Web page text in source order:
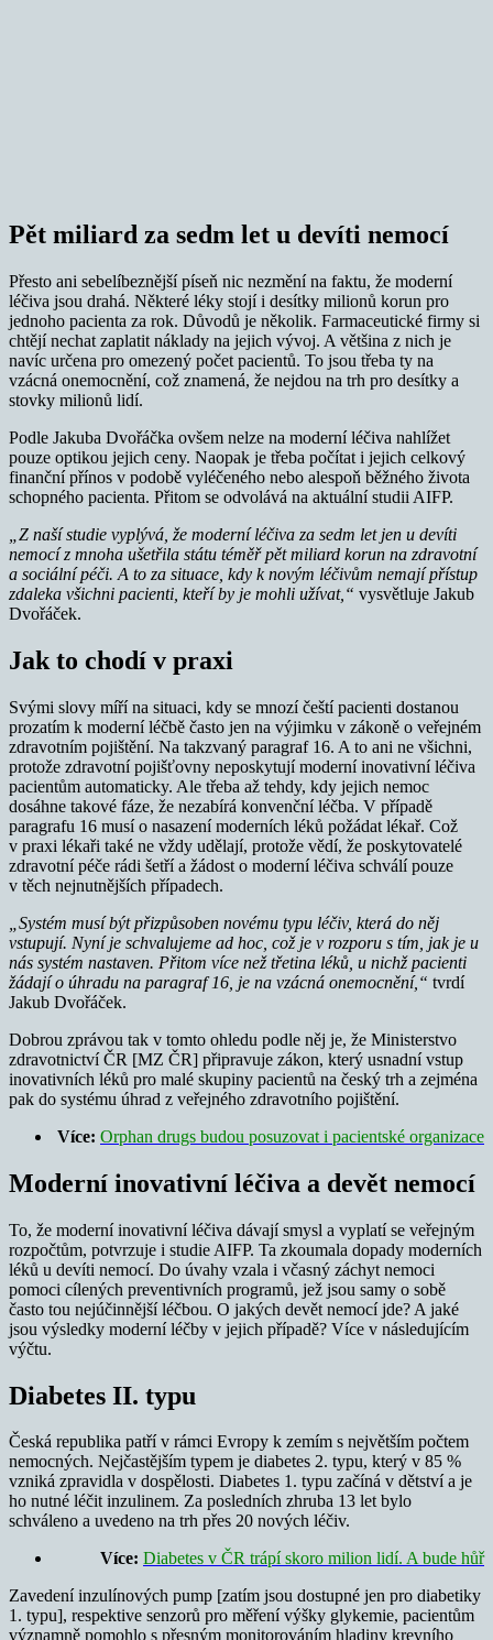
Pět miliard za sedm let u devíti nemocí
Přesto ani sebelíbeznější píseň nic nezmění na faktu, že moderní
léčiva jsou drahá. Některé léky stojí i desítky milionů korun pro
jednoho pacienta za rok. Důvodů je několik. Farmaceutické firmy si
chtějí nechat zaplatit náklady na jejich vývoj. A většina z nich je
navíc určena pro omezený počet pacientů. To jsou třeba ty na
vzácná onemocnění, což znamená, že nejdou na trh pro desítky a
stovky milionů lidí.
Podle Jakuba Dvořáčka ovšem nelze na moderní léčiva nahlížet
pouze optikou jejich ceny. Naopak je třeba počítat i jejich celkový
finanční přínos v podobě vyléčeného nebo alespoň běžného života
schopného pacienta. Přitom se odvolává na aktuální studii AIFP.
„Z naší studie vyplývá, že moderní léčiva za sedm let jen u devíti
nemocí z mnoha ušetřila státu téměř pět miliard korun na zdravotní
a sociální péči. A to za situace, kdy k novým léčivům nemají přístup
zdaleka všichni pacienti, kteří by je mohli užívat,“ vysvětluje Jakub
Dvořáček.
Jak to chodí v praxi
Svými slovy míří na situaci, kdy se mnozí čeští pacienti dostanou
prozatím k moderní léčbě často jen na výjimku v zákoně o veřejném
zdravotním pojištění. Na takzvaný paragraf 16. A to ani ne všichni,
protože zdravotní pojišťovny neposkytují moderní inovativní léčiva
pacientům automaticky. Ale třeba až tehdy, kdy jejich nemoc
dosáhne takové fáze, že nezabírá konvenční léčba. V případě
paragrafu 16 musí o nasazení moderních léků požádat lékař. Což
v praxi lékaři také ne vždy udělají, protože vědí, že poskytovatelé
zdravotní péče rádi šetří a žádost o moderní léčiva schválí pouze
v těch nejnutnějších případech.
„Systém musí být přizpůsoben novému typu léčiv, která do něj
vstupují. Nyní je schvalujeme ad hoc, což je v rozporu s tím, jak je u
nás systém nastaven. Přitom více než třetina léků, u nichž pacienti
žádají o úhradu na paragraf 16, je na vzácná onemocnění,“ tvrdí
Jakub Dvořáček.
Dobrou zprávou tak v tomto ohledu podle něj je, že Ministerstvo
zdravotnictví ČR [MZ ČR] připravuje zákon, který usnadní vstup
inovativních léků pro malé skupiny pacientů na český trh a zejména
pak do systému úhrad z veřejného zdravotního pojištění.
Více: Orphan drugs budou posuzovat i pacientské organizace
Moderní inovativní léčiva a devět nemocí
To, že moderní inovativní léčiva dávají smysl a vyplatí se veřejným
rozpočtům, potvrzuje i studie AIFP. Ta zkoumala dopady moderních
léků u devíti nemocí. Do úvahy vzala i včasný záchyt nemoci
pomoci cílených preventivních programů, jež jsou samy o sobě
často tou nejúčinnější léčbou. O jakých devět nemocí jde? A jaké
jsou výsledky moderní léčby v jejich případě? Více v následujícím
výčtu.
Diabetes II. typu
Česká republika patří v rámci Evropy k zemím s největším počtem
nemocných. Nejčastějším typem je diabetes 2. typu, který v 85 %
vzniká zpravidla v dospělosti. Diabetes 1. typu začíná v dětství a je
ho nutné léčit inzulinem. Za posledních zhruba 13 let bylo
schváleno a uvedeno na trh přes 20 nových léčiv.
Více: Diabetes v ČR trápí skoro milion lidí. A bude hůř
Zavedení inzulínových pump [zatím jsou dostupné jen pro diabetiky
1. typu], respektive senzorů pro měření výšky glykemie, pacientům
významně pomohlo s přesným monitorováním hladiny krevního